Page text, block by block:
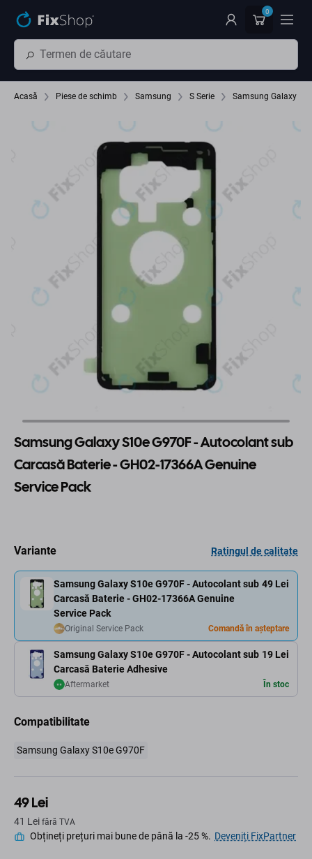
0
Acasă Piese de schimb Samsung S Serie Samsung Galaxy
Samsung Galaxy S10e G970F - Autocolant sub
Carcasă Baterie - GH02-17366A Genuine
Service Pack
Variante Ratingul de calitate
Samsung Galaxy S10e G970F - Autocolant sub
Carcasă Baterie Adhesive
19 Lei
Aftermarket În stoc
Samsung Galaxy S10e G970F - Autocolant sub
Carcasă Baterie - GH02-17366A Genuine
Service Pack
49 Lei
Original Service Pack Comandă în așteptare
Compatibilitate
Samsung Galaxy S10e G970F
49 Lei
41 Lei fără TVA
Obțineți prețuri mai bune de până la -25 %. Deveniți FixPartner